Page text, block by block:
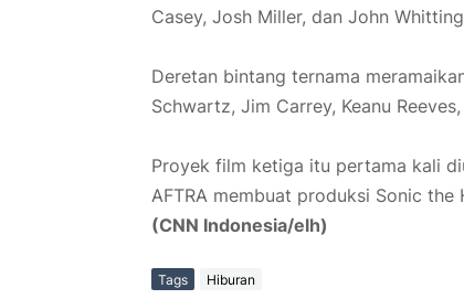
Casey, Josh Miller, dan John
Deretan bintang ternama
Schwartz, Jim Carrey, Keanu
Proyek film ketiga itu pertama kali
AFTRA membuat produksi Sonic
(CNN Indonesia/elh)
Tags Hiburan